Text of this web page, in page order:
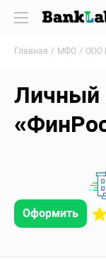
Главная МФО ООО
Личный
Оформить